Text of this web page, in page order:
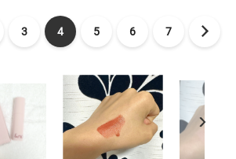
3 4 5 6 7